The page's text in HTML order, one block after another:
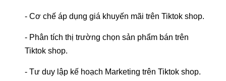
- Cơ chế áp dụng giá khuyến mãi trên Tiktok shop.
- Phân tích thị trường chọn sản phẩm bán trên
Tiktok shop.
- Tư duy lập kế hoạch Marketing trên Tiktok shop.